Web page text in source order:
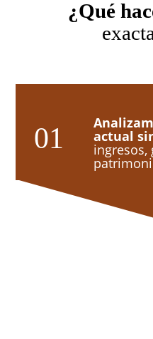
¿Qué
actual
ingresos,